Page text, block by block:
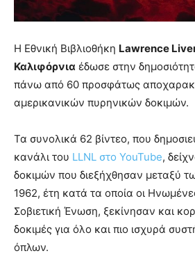
Η Εθνική Βιβλιοθήκη Lawrence
Καλιφόρνια έδωσε στην
πάνω από 60 προσφάτως
αμερικανικών πυρηνικών δοκιμών.
Τα συνολικά 62 βίντεο, που
κανάλι του LLNL στο YouTube,
δοκιμών που διεξήχθησαν μεταξύ
1962, έτη κατά τα οποία οι
Σοβιετική Ένωση, ξεκίνησαν και
δοκιμές για όλο και πιο ισχυρά
όπλων.